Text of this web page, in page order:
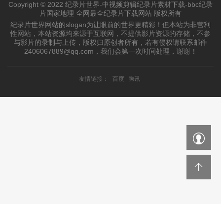
Copyright © 2022 纪录片世界-中视频剪辑纪录片素材下载-bbc纪录
片国家地理 全网最全纪录片下载网站 版权所有
纪录片世界网站的slogan为让眼前的世界更精彩！但本站为非营利
性网站，本站资源均来源于互联网，不提供影片资源的存储，不参
与影片的录制与上传，版权归原创者所有，若有侵权请联系邮件
2406067889@qq.com，我们会第一次时间处理，谢谢！
友情链接： 百度 腾讯